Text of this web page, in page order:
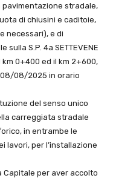
pavimentazione stradale,
di chiusini e caditoie,
necessari), e di
S.P. 4a SETTEVENE
0+400 ed il km 2+600,
08/2025 in orario
del senso unico
carreggiata stradale
in entrambe le
lavori, per l’installazione
Capitale per aver accolto